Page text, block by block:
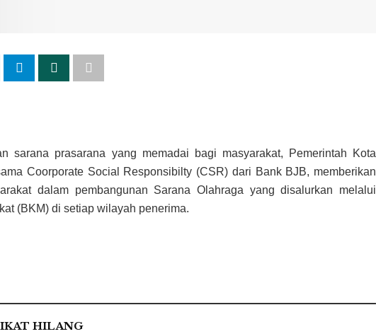
sarana prasarana yang memadai bagi masyarakat, Pemerintah Kota
Coorporate Social Responsibilty (CSR) dari Bank BJB, memberikan
dalam pembangunan Sarana Olahraga yang disalurkan melalui
(BKM) di setiap wilayah penerima.
HILANG